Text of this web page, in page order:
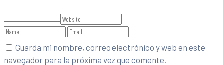
Guarda mi nombre, correo electrónico y web en este
navegador para la próxima vez que comente.